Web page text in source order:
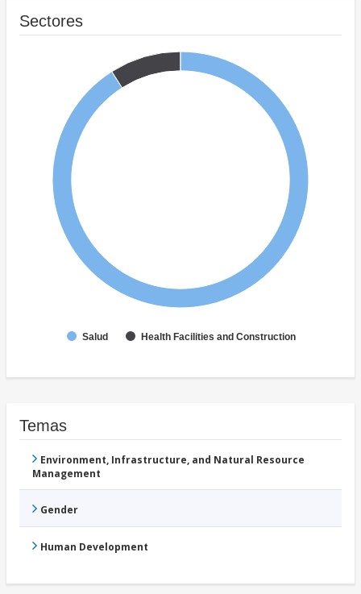
Sectores
Salud Health Facilities and Construction
Temas
Environment, Infrastructure, and Natural Resource
Management
Gender
Human Development